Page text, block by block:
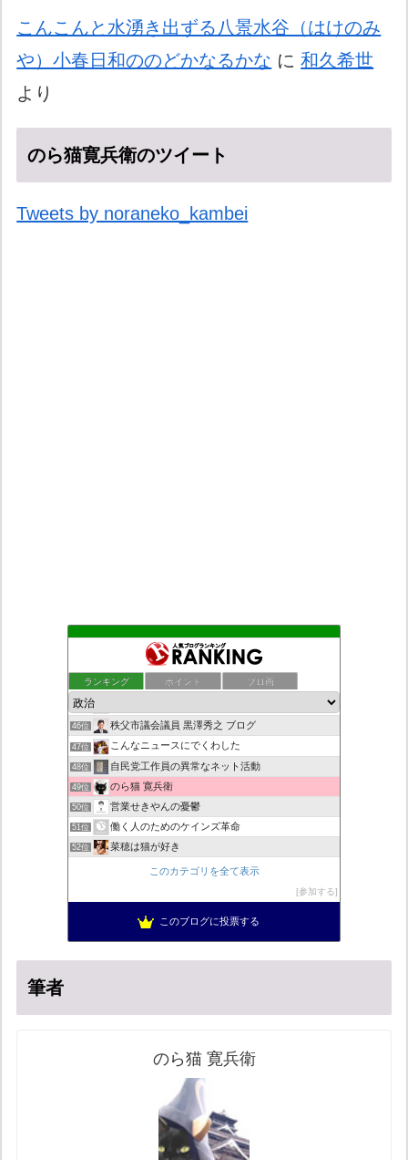
こんこんと水湧き出ずる八景水谷（はけのみ
や）小春日和ののどかなるかな に和久希世
より
のら猫寛兵衛のツイート
Tweets by noraneko_kambei
ランキング ポイント ブロ画
九の魔方陣 〜 老子の道（万物の源）と徳
日本第一！ニュース録
44位 ネトウヨにゅーす。
45位
46位 秩父市議会議員 黒澤秀之 ブログ
47位 こんなニュースにでくわした
48位 自民党工作員の異常なネット活動
49位 のら猫 寛兵衛
50位 営業せきやんの憂鬱
51位 働く人のためのケインズ革命
52位 菜穂は猫が好き
新！脱「愛国カルト」のススメ
集団ストーカー問題を克服する
このカテゴリを全て表示
参加する
このブログに投票する
筆者
のら猫 寛兵衛